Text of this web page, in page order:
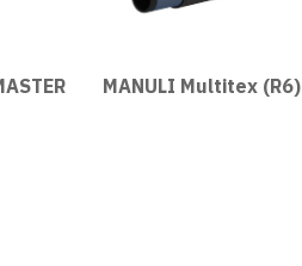
MANULI Multitex (R6)